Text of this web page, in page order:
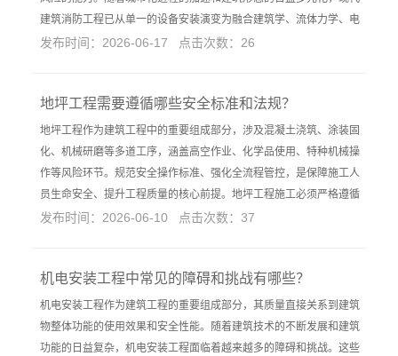
建筑消防工程已从单一的设备安装演变为融合建筑学、流体力学、电
发布时间：2026-06-17 点击次数：26
地坪工程需要遵循哪些安全标准和法规？
地坪工程作为建筑工程中的重要组成部分，涉及混凝土浇筑、涂装固
化、机械研磨等多道工序，涵盖高空作业、化学品使用、特种机械操
作等风险环节。规范安全操作标准、强化全流程管控，是保障施工人
员生命安全、提升工程质量的核心前提。地坪工程施工必须严格遵循
发布时间：2026-06-10 点击次数：37
机电安装工程中常见的障碍和挑战有哪些？
机电安装工程作为建筑工程的重要组成部分，其质量直接关系到建筑
物整体功能的使用效果和安全性能。随着建筑技术的不断发展和建筑
功能的日益复杂，机电安装工程面临着越来越多的障碍和挑战。这些